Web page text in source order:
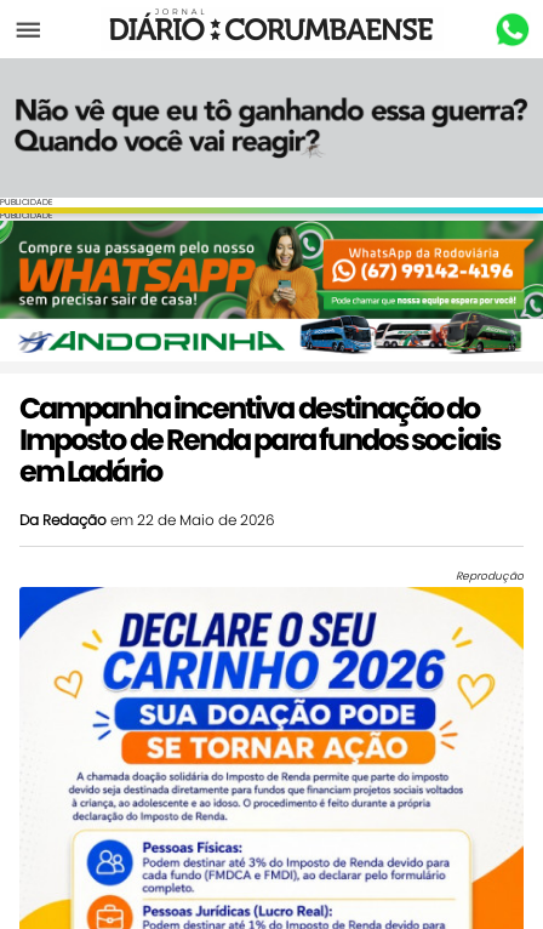
Menu
PUBLICIDADE
PUBLICIDADE
Campanha incentiva destinação do
Imposto de Renda para fundos sociais
em Ladário
Da Redaçãoem 22 de Maio de 2026
Reprodução